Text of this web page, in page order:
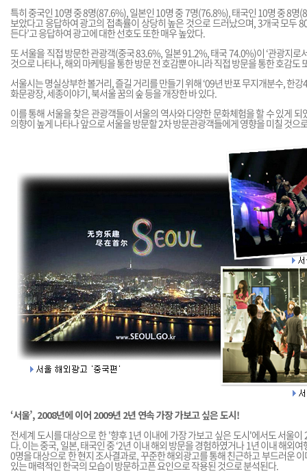
특히 중국인 10명 중 8명(87.6%), 일본인 10명 중 7명(76.8%), 태국인 10명 중 8명
보았다고 응답하여 광고의 접촉률이 상당히 높은 것으로 드러났으며, 3개국 모두
든다’고 응답하여 광고에 대한 선호도 또한 매우 높았다.
또 서울을 직접 방문한 관광객(중국 83.6%, 일본 91.2%, 태국 74.0%)이 ‘관광지로
것으로 나타나, 해외 마케팅을 통한 방문 전 호감뿐 아니라 직접 방문을 통한 호감도
서울시는 명실상부한 볼거리, 즐길 거리를 만들기 위해 ‘09년 반포 무지개분수, 한
화문광장, 세종이야기, 북서울 꿈의 숲 등을 개장한 바 있다.
이를 통해 서울을 찾은 관광객들이 서울의 역사와 다양한 문화체험을 할 수 있게
의향이 높게 나타나 앞으로 서울을 방문할 2차 방문관광객들에게 영향을 미칠 것으
‘서울’, 2008년에 이어 2009년 2년 연속 가장 가보고 싶은 도시!
전세계 도시를 대상으로 한 '향후 1년 이내에 가장 가보고 싶은 도시'에서도 서울
다. 이는 중국, 일본, 태국인 중 ‘2년 이내 해외 방문을 경험하였거나 1년 이내 해외
0명을 대상으로 한 현지 조사결과로, 꾸준한 해외광고를 통해 친근하고 부드러운
있는 매력적인 한국의 모습이 방문하고픈 요인으로 작용된 것으로 분석된다.